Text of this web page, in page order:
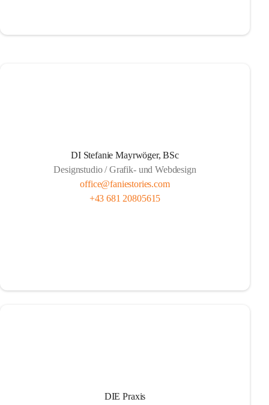
DI Stefanie Mayrwöger, BSc
Designstudio / Grafik- und Webdesign
office@faniestories.com
+43 681 20805615
DIE Praxis